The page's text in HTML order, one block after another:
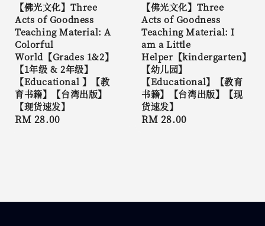
【佛光文化】Three
Acts of Goodness
Teaching Material: A
Colorful
World【Grades 1&2】
【1年级 & 2年级】
【Educational 】【教
育书籍】【台湾出版】
【现货速发】
Regular
RM 28.00
【佛光文化】Three
Acts of Goodness
Teaching Material: I
am a Little
Helper【kindergarten】
【幼儿园】
【Educational】【教育
书籍】【台湾出版】【现
货速发】
Regular
RM 28.00